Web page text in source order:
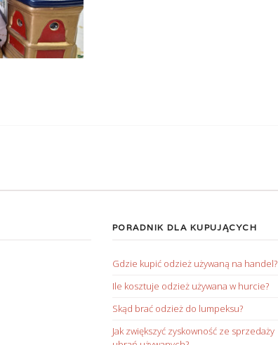
PORADNIK DLA KUPUJĄCYCH
Gdzie kupić odzież używaną na handel?
Ile kosztuje odzież używana w hurcie?
Skąd brać odzież do lumpeksu?
Jak zwiększyć zyskowność ze sprzedaży